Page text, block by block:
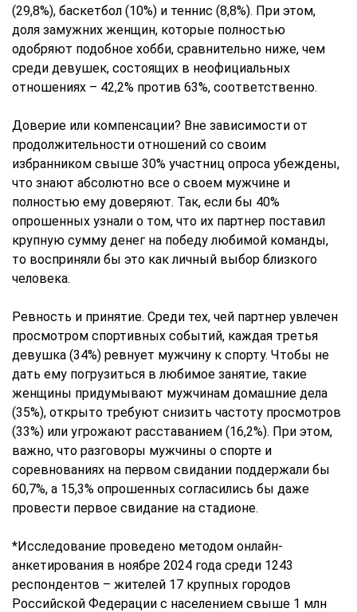
(29,8%), баскетбол (10%) и теннис (8,8%). При этом,
доля замужних женщин, которые полностью
одобряют подобное хобби, сравнительно ниже, чем
среди девушек, состоящих в неофициальных
отношениях – 42,2% против 63%, соответственно.
Доверие или компенсации? Вне зависимости от
продолжительности отношений со своим
избранником свыше 30% участниц опроса убеждены,
что знают абсолютно все о своем мужчине и
полностью ему доверяют. Так, если бы 40%
опрошенных узнали о том, что их партнер поставил
крупную сумму денег на победу любимой команды,
то восприняли бы это как личный выбор близкого
человека.
Ревность и принятие. Среди тех, чей партнер увлечен
просмотром спортивных событий, каждая третья
девушка (34%) ревнует мужчину к спорту. Чтобы не
дать ему погрузиться в любимое занятие, такие
женщины придумывают мужчинам домашние дела
(35%), открыто требуют снизить частоту просмотров
(33%) или угрожают расставанием (16,2%). При этом,
важно, что разговоры мужчины о спорте и
соревнованиях на первом свидании поддержали бы
60,7%, а 15,3% опрошенных согласились бы даже
провести первое свидание на стадионе.
*Исследование проведено методом онлайн-
анкетирования в ноябре 2024 года среди 1243
респондентов – жителей 17 крупных городов
Российской Федерации с населением свыше 1 млн